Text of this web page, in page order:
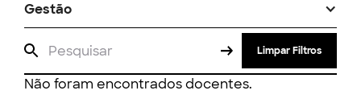
Gestão
Limpar Filtros
Não foram encontrados docentes.